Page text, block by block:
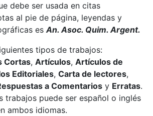
debe ser usada en citas
al pie de página, leyendas y
esAn. Asoc. Quim. Argent.
tipos de trabajos:
Cortas, Artículos, Artículos de
Editoriales, Carta de lectores,
a Comentarios y Erratas.
trabajos puede ser español o inglés
ambos idiomas.